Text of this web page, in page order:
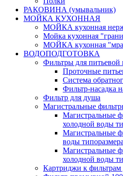
РАКОВИНА (умывальник)
МОЙКА КУХОННАЯ
МОЙКА кухонная
Мойка кухонная
МОЙКА кухонная
ВОДОПОДГОТОВКА
Фильтры для питьевой
Проточные
Система
Фильтр-насадка
Фильтр для душа
Магистральные
Магистральные
холодной воды
Магистральные
воды
Магистральные
холодной воды
Картриджи к фильтрам